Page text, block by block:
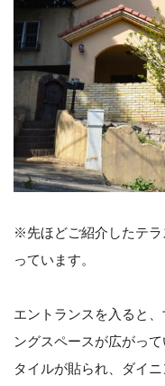
※先ほどご紹介したテ
っています。
エントランスを入ると
ングスペースが広がっ
タイルが貼られ、ダイ